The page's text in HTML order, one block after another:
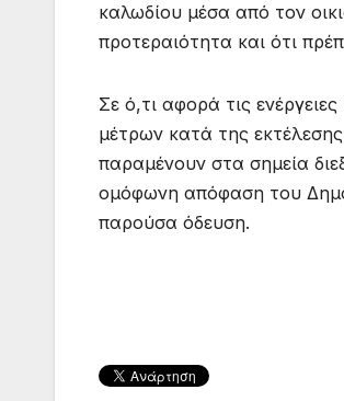
καλωδίου μέσα από τον
προτεραιότητα και ότι
Σε ό,τι αφορά τις
μέτρων κατά της
παραμένουν στα σημεία
ομόφωνη απόφαση του
παρούσα όδευση.